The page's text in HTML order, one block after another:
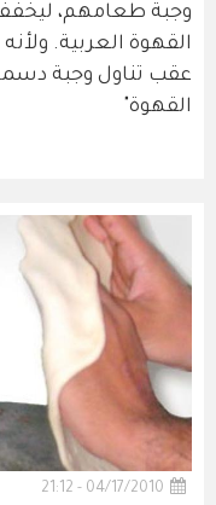
وجبة طعامهم،
القهوة العربية.
عقب تناول وجبة
القهوة"
04/17/2010 - 21:12